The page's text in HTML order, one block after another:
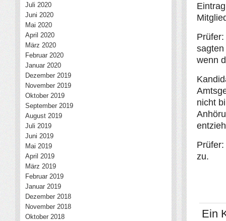
sagten
wenn
nicht
zu.
Ein
Juli 2020
Juni 2020
Mai 2020
April 2020
März 2020
Februar 2020
Januar 2020
Dezember 2019
November 2019
Oktober 2019
September 2019
August 2019
Juli 2019
Juni 2019
Mai 2019
April 2019
März 2019
Februar 2019
Januar 2019
Dezember 2018
November 2018
Oktober 2018